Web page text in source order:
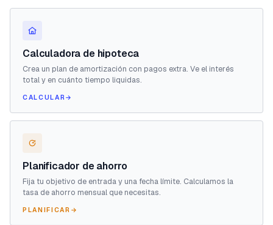
Calculadora de hipoteca
Crea un plan de amortización con pagos extra. Ve el interés
total y en cuánto tiempo liquidas.
CALCULAR→
Planificador de ahorro
Fija tu objetivo de entrada y una fecha límite. Calculamos la
tasa de ahorro mensual que necesitas.
PLANIFICAR →